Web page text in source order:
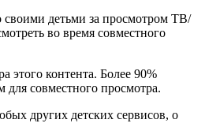
своими детьми за просмотром ТВ/
во время совместного
этого контента. Более 90%
для совместного просмотра.
других детских сервисов, о